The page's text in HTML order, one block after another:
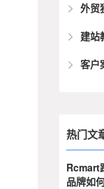
外贸
建站
客户
热门文
Rcmart
品牌如